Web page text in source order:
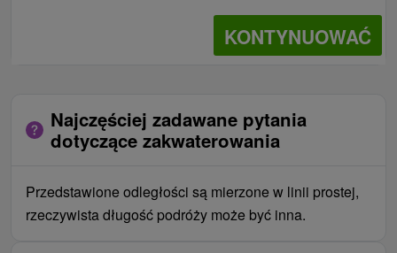
KONTYNUOWAĆ
Najczęściej zadawane pytania
dotyczące zakwaterowania
Przedstawione odległości są mierzone w linii prostej,
rzeczywista długość podróży może być inna.